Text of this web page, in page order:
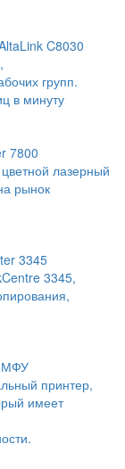
C8030
групп.
в минуту
7800
лазерный
рынок
3345
3345,
МФУ
принтер,
имеет